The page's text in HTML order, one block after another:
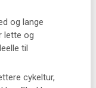
og lange
lette og
til
cykeltur,